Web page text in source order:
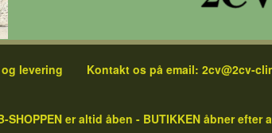
levering Kontakt os på email: 2cv@2cv-
SHOPPEN er altid åben - BUTIKKEN åbner